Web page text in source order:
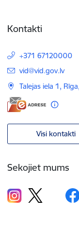
Kontakti
+371 67120000
E-pasts:
vid@vid.gov.lv
Talejas iela 1,
Visi kontakti
Sekojiet mums